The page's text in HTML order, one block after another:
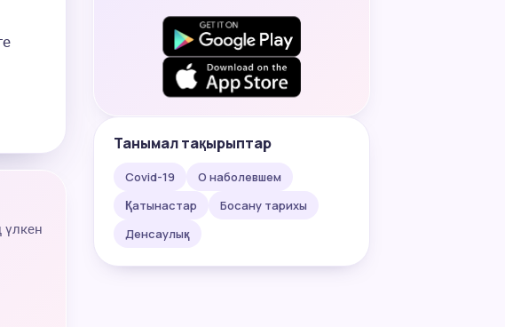
Танымал тақырыптар
Covid-19
О наболевшем
Қатынастар
Босану тарихы
Денсаулық